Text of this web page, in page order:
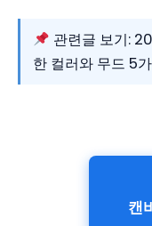
관련글 보기:
한 컬러와 무드 5
캔